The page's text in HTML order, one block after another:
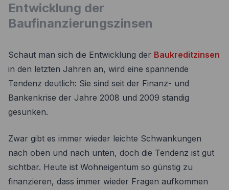
Entwicklung der
Baufinanzierungszinsen
Schaut man sich die Entwicklung der Baukreditzinsen
in den letzten Jahren an, wird eine spannende
Tendenz deutlich: Sie sind seit der Finanz- und
Bankenkrise der Jahre 2008 und 2009 ständig
gesunken.
Zwar gibt es immer wieder leichte Schwankungen
nach oben und nach unten, doch die Tendenz ist gut
sichtbar. Heute ist Wohneigentum so günstig zu
finanzieren, dass immer wieder Fragen aufkommen